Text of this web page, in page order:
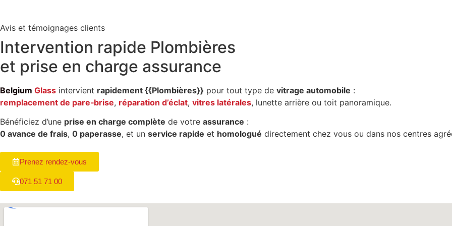
Avis et témoignages clients
Intervention rapide Plombières
et prise en charge assurance
Belgium Glass intervient rapidement {{Plombières}} pour tout type de vitrage automobile :
remplacement de pare‑brise, réparation d’éclat, vitres latérales, lunette arrière ou toit panoramique.
Bénéficiez d’une prise en charge complète de votre assurance :
0 avance de frais, 0 paperasse, et un service rapide et homologué directement chez vous ou dans nos centres
Prenez rendez-vous
071 51 71 00